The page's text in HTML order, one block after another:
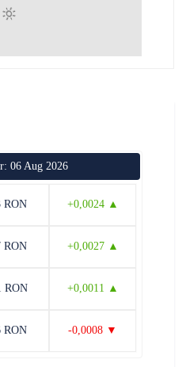
06 Aug 2026
RON +0,0024 ▲
RON +0,0027 ▲
RON +0,0011 ▲
RON -0,0008 ▼